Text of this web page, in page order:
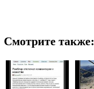
Смотрите также: